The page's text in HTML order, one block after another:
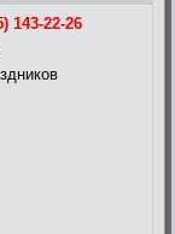
143-22-26